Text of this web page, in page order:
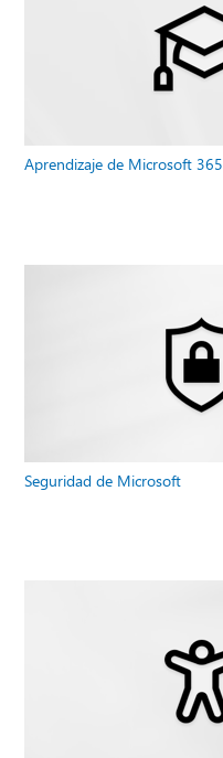
Aprendizaje de Microsoft 365
Seguridad de Microsoft